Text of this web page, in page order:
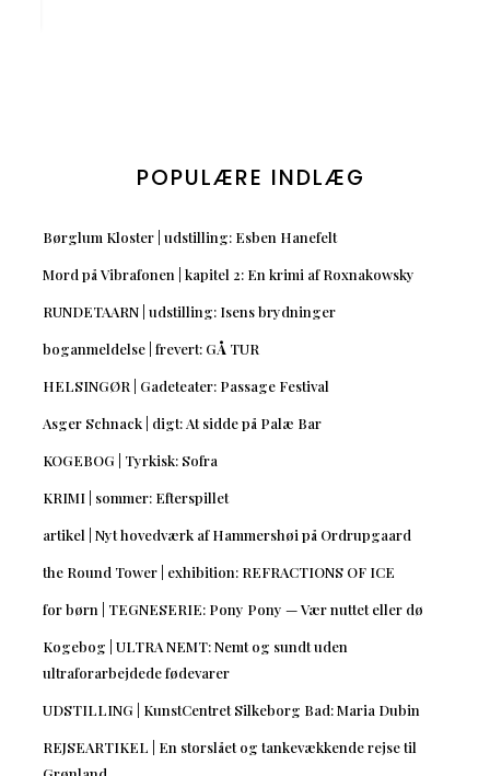
POPULÆRE INDLÆG
Børglum Kloster | udstilling: Esben Hanefelt
Mord på Vibrafonen | kapitel 2: En krimi af Roxnakowsky
RUNDETAARN | udstilling: Isens brydninger
boganmeldelse | frevert: GÅ TUR
HELSINGØR | Gadeteater: Passage Festival
Asger Schnack | digt: At sidde på Palæ Bar
KOGEBOG | Tyrkisk: Sofra
KRIMI | sommer: Efterspillet
artikel | Nyt hovedværk af Hammershøi på Ordrupgaard
the Round Tower | exhibition: REFRACTIONS OF ICE
for børn | TEGNESERIE: Pony Pony — Vær nuttet eller dø
Kogebog | ULTRA NEMT: Nemt og sundt uden
ultraforarbejdede fødevarer
UDSTILLING | KunstCentret Silkeborg Bad: Maria Dubin
REJSEARTIKEL | En storslået og tankevækkende rejse til